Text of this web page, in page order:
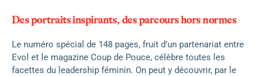
Des portraits inspirants, des parcours hors normes
Le numéro spécial de 148 pages, fruit d’un partenariat entre
Evol et le magazine Coup de Pouce, célèbre toutes les
facettes du leadership féminin. On peut y découvrir, par le